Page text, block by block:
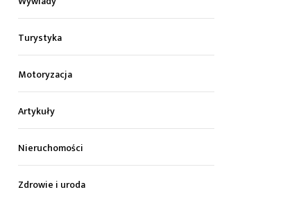
Turystyka
Motoryzacja
Artykuły
Nieruchomości
Zdrowie i uroda